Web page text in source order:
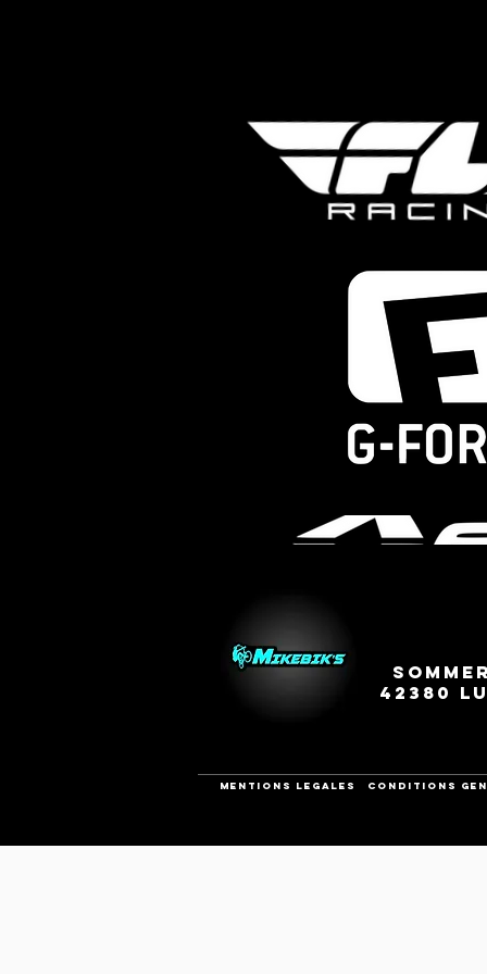
42380
Mentions legales CONDITIONS